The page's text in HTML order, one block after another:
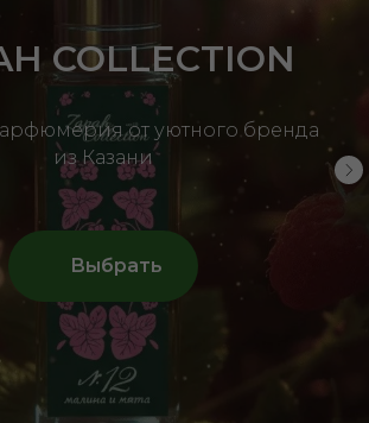
COLLECTION
от уютного бренда
из Казани
Выбрать